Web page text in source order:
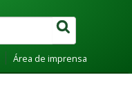
Canais
Área de imprensa